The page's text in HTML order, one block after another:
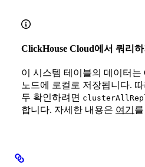
ClickHouse Cloud에서 쿼리하
이 시스템 테이블의 데이터는
노드에 로컬로 저장됩니다.
두 확인하려면
합니다. 자세한 내용은 여기